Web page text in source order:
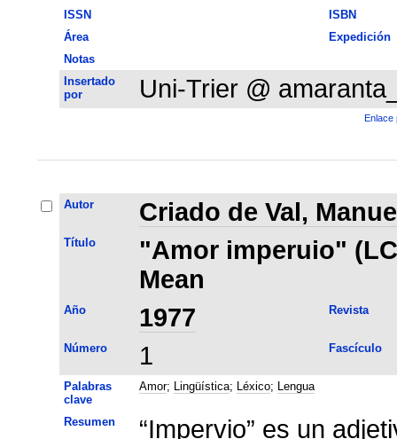
ISSN
ISBN
Área
Expedición
Notas
Insertado
por
Uni-Trier @
Enlace
Autor Criado de Val,
Título
"Amor imperuio"
Mean
Año 1977 Revista
Número 1 Fascículo
Palabras
clave
Amor; Lingüística; Léxico; Lengua
Resumen “Impervio” es un